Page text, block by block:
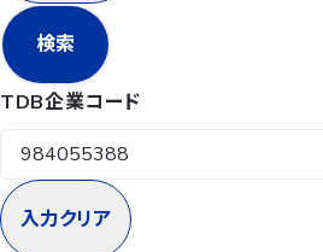
検索
TDB企業コード
入力クリア